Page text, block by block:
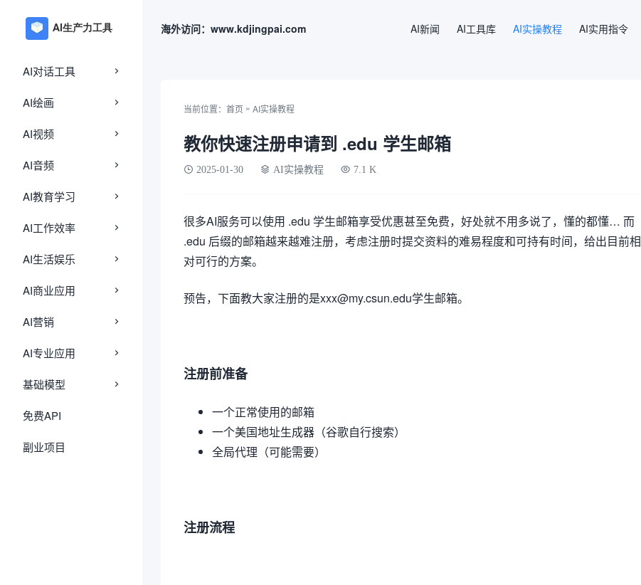
AI对话工具
AI绘画
AI视频
AI音频
AI教育学习
AI工作效率
AI生活娱乐
AI商业应用
AI营销
AI专业应用
基础模型
免费API
副业项目
海外访问：www.kdjingpai.com AI新闻 AI工具库 AI实操教程 AI实用指令
当前位置： 首页 » AI实操教程
教你快速注册申请到 .edu 学生邮箱
2025-01-30 AI实操教程 7.1 K
很多AI服务可以使用 .edu 学生邮箱享受优惠甚至免费，好处就不用多说了，懂的都懂… 而
.edu 后缀的邮箱越来越难注册，考虑注册时提交资料的难易程度和可持有时间，给出目前相
对可行的方案。
预告，下面教大家注册的是xxx@my.csun.edu学生邮箱。
注册前准备
一个正常使用的邮箱
一个美国地址生成器（谷歌自行搜索）
全局代理（可能需要）
注册流程